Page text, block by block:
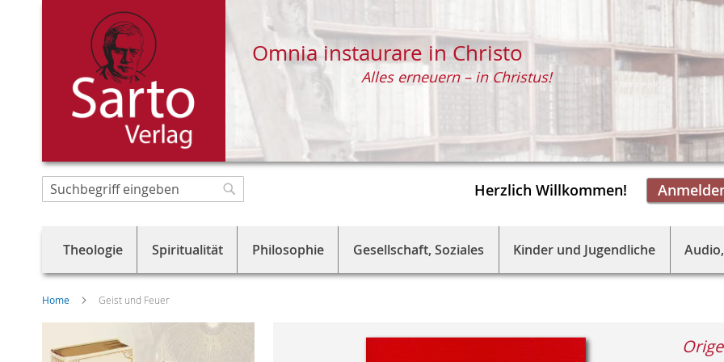
Direkt
zum
Herzlich Willkommen!
Omnia instaurare in Christo
Alles erneuern – in Christus!
Suche
Theologie Spiritualität Philosophie Gesellschaft, Soziales Kinder und Jugendliche
Home Geist und Feuer